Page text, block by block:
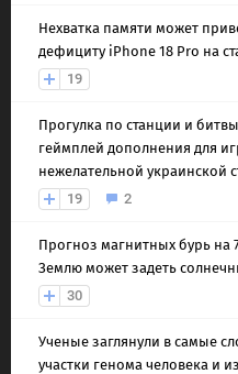
Нехватка памяти может
дефициту iPhone 18 Pro на
19
Прогулка по станции и
геймплей дополнения для
нежелательной украинской
19
2
Прогноз магнитных бурь на 7
Землю может задеть
30
Ученые заглянули в самые
участки генома человека и